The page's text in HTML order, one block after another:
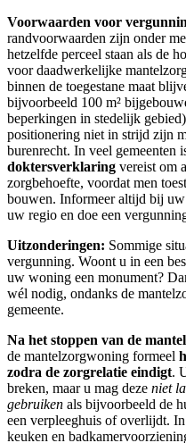
Voorwaarden voor
randvoorwaarden zijn onder
hetzelfde perceel staan als de
voor daadwerkelijke
binnen de toegestane maat
bijvoorbeeld 100 m²
beperkingen in stedelijk
positionering niet in strijd zijn
burenrecht. In veel gemeenten
doktersverklaring vereist om
zorgbehoefte, voordat men
bouwen. Informeer altijd bij uw
uw regio en doe een
Uitzonderingen: Sommige
vergunning. Woont u in een
uw woning een monument?
wél nodig, ondanks de
gemeente.
Na het stoppen van de
de mantelzorgwoning formeel
zodra de zorgrelatie eindigt.
breken, maar u mag deze niet
gebruiken als bijvoorbeeld de
een verpleeghuis of overlijdt.
keuken en